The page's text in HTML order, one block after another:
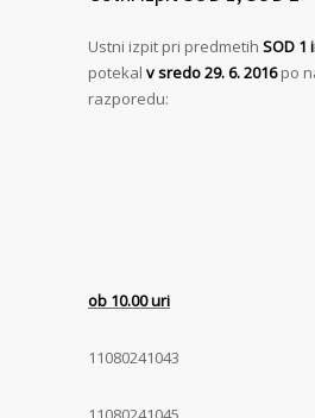
Ustni izpit pri predmetih SOD 1
potekal v sredo 29. 6. 2016po
razporedu:
ob 10.00 uri
11080241043